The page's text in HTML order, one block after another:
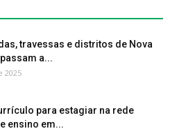
travessas e distritos de Nova
a...
2025
para estagiar na rede
ensino em...